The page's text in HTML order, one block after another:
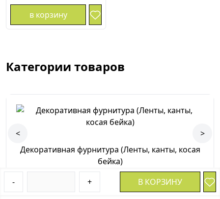
- + В КОРЗИНУ
в корзину
Категории товаров
<
Декоративная фурнитура (Ленты, канты, косая
бейка)
>